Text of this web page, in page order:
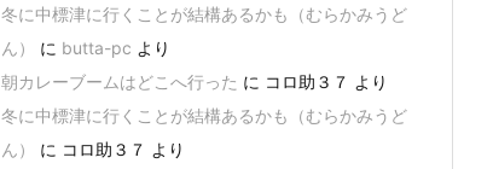
冬に中標津に行くことが結構あるかも（むらかみうど
ん）
に butta-pc より
朝カレーブームはどこへ行った に コロ助３７ より
冬に中標津に行くことが結構あるかも（むらかみうど
ん）
に コロ助３７ より